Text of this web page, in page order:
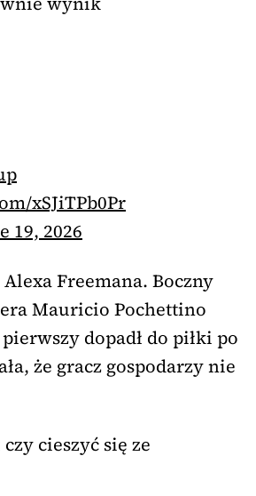
xSJiTPb0Pr
19, 2026
Freemana. Boczny
Mauricio Pochettino
dopadł do piłki po
że gracz gospodarzy nie
cieszyć się ze